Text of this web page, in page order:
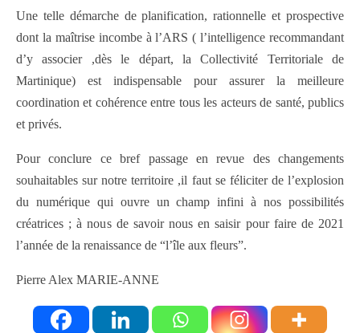
Une telle démarche de planification, rationnelle et prospective
dont la maîtrise incombe à l’ARS ( l’intelligence recommandant
d’y associer ,dès le départ, la Collectivité Territoriale de
Martinique) est indispensable pour assurer la meilleure
coordination et cohérence entre tous les acteurs de santé, publics
et privés.
Pour conclure ce bref passage en revue des changements
souhaitables sur notre territoire ,il faut se féliciter de l’explosion
du numérique qui ouvre un champ infini à nos possibilités
créatrices ; à nous de savoir nous en saisir pour faire de 2021
l’année de la renaissance de “l’île aux fleurs”.
Pierre Alex MARIE-ANNE